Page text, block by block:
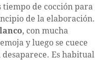
de cocción para
de la elaboración.
, con mucha
y luego se cuece
Es habitual